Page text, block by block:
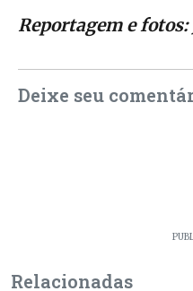
Reportagem e
Deixe seu
Relacionadas